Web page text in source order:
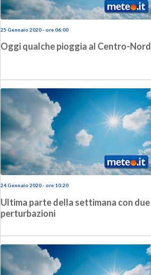
25 Gennaio 2020 - ore 06:00
Oggi qualche pioggia al Centro-Nord
24 Gennaio 2020 - ore 10:20
Ultima parte della settimana con due
perturbazioni